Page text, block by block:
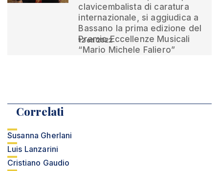
clavicembalista di caratura
internazionale, si aggiudica a
Bassano la prima edizione del
Premio Eccellenze Musicali
“Mario Michele Faliero”
12 ott 2022
Correlati
Susanna Gherlani
Luis Lanzarini
Cristiano Gaudio